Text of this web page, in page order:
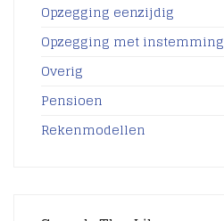
Opzegging eenzijdig
Opzegging met instemming
Overig
Pensioen
Rekenmodellen